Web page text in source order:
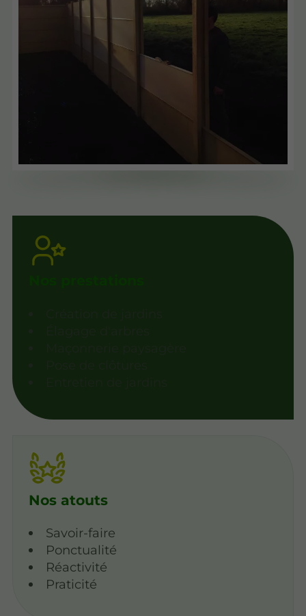
Nos atouts
Savoir-faire
Ponctualité
Réactivité
Praticité